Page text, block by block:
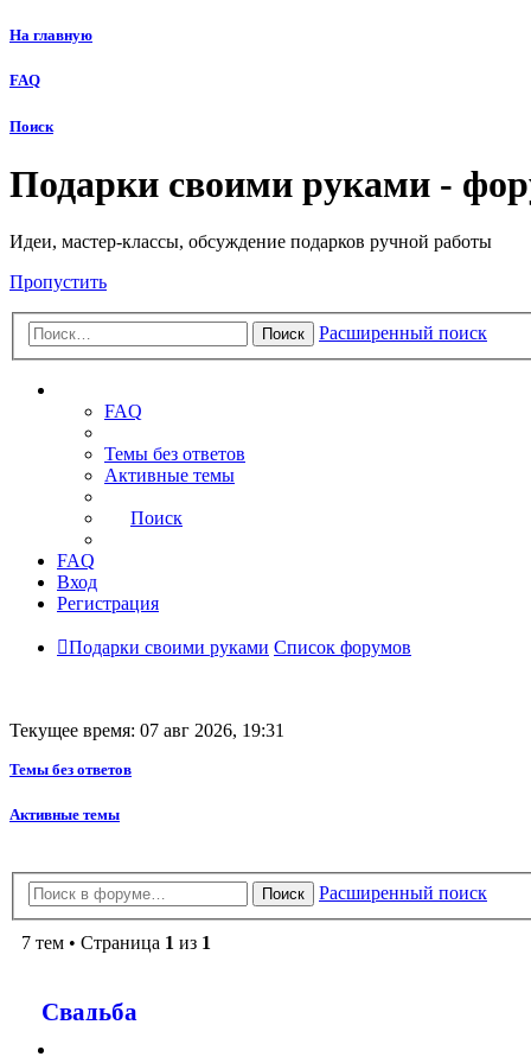
На главную
FAQ
Поиск
Подарки своими руками -
Идеи, мастер-классы, обсуждение подарков ручной работы
Пропустить
Поиск Расширенный поиск
FAQ
Темы без ответов
Активные темы
Поиск
FAQ
Вход
Регистрация
Подарки своими руками Список форумов
Текущее время: 07 авг 2026, 19:31
Темы без ответов
Активные темы
Поиск Расширенный поиск
7 тем • Страница 1 из 1
Свадьба